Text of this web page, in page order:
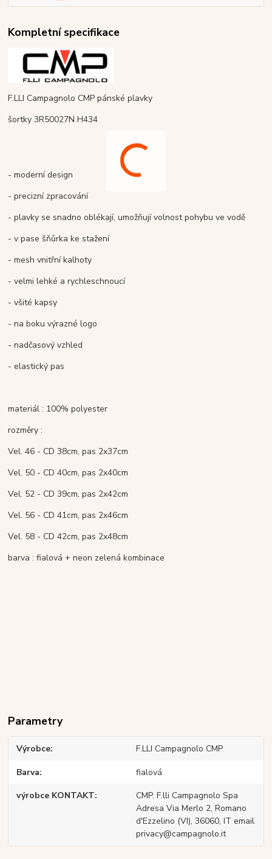
Kompletní specifikace
F.LLI Campagnolo CMP pánské plavky
šortky 3R50027N H434
- moderní design
- precizní zpracování
- plavky se snadno oblékají, umožňují volnost pohybu ve vodě
- v pase šňůrka ke stažení
- mesh vnitřní kalhoty
- velmi lehké a rychleschnoucí
- všité kapsy
- na boku výrazné logo
- nadčasový vzhled
- elastický pas
materiál : 100% polyester
rozměry :
Vel. 46 - CD 38cm, pas 2x37cm
Vel. 50 - CD 40cm, pas 2x40cm
Vel. 52 - CD 39cm, pas 2x42cm
Vel. 56 - CD 41cm, pas 2x46cm
Vel. 58 - CD 42cm, pas 2x48cm
barva : fialová + neon zelená kombinace
Parametry
Výrobce F.LLI Campagnolo CMP
Barva fialová
výrobce KONTAKT
CMP. F.lli Campagnolo Spa
Adresa Via Merlo 2, Romano
d'Ezzelino (VI), 36060, IT email
privacy@campagnolo.it